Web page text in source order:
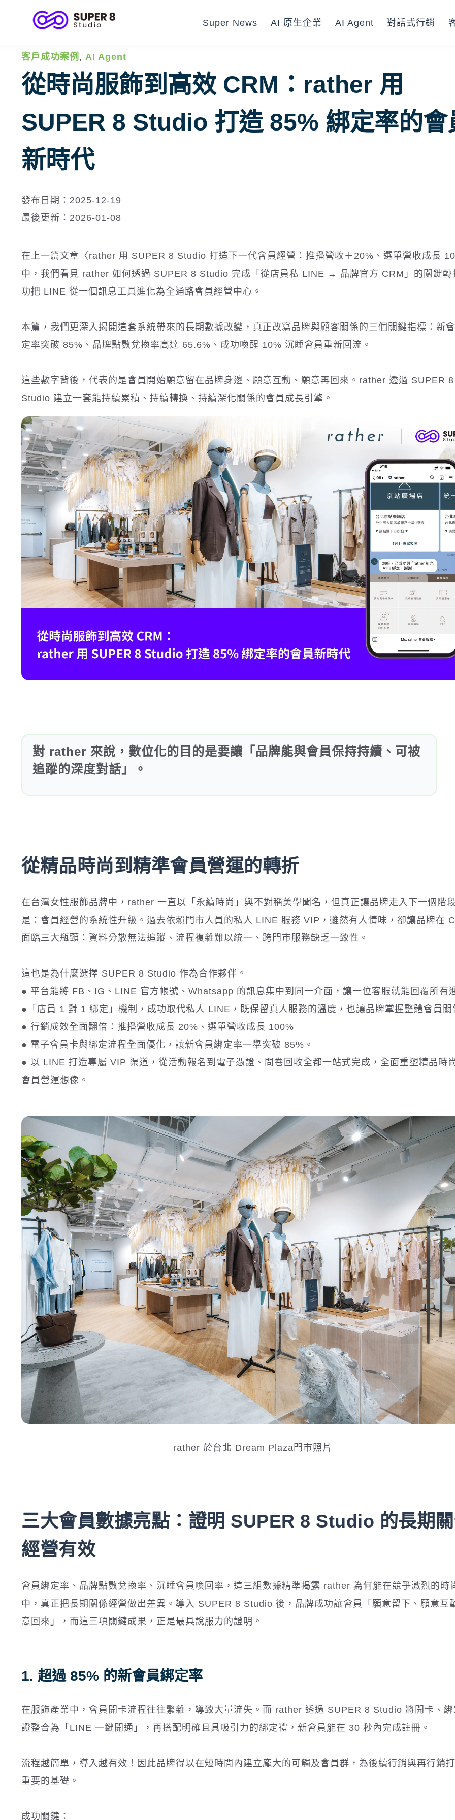
Super News AI 原生企業 AI Agent 對話式行銷
客戶成功案例 , AI Agent
從時尚服飾到高效 CRM：rather 用
SUPER 8 Studio 打造 85% 綁定率的會
新時代
發布日期：2025-12-19
最後更新：2026-01-08
在上一篇文章〈rather 用 SUPER 8 Studio 打造下一代會員經營：推播營收＋20%、選單營收成長
中，我們看見 rather 如何透過 SUPER 8 Studio 完成「從店員私 LINE → 品牌官方 CRM」的關鍵轉
功把 LINE 從一個訊息工具進化為全通路會員經營中心。
本篇，我們更深入揭開這套系統帶來的長期數據改變，真正改寫品牌與顧客關係的三個關鍵指標：新
定率突破 85%、品牌點數兌換率高達 65.6%、成功喚醒 10% 沉睡會員重新回流。
這些數字背後，代表的是會員開始願意留在品牌身邊、願意互動、願意再回來。rather 透過 SUPER 8
Studio 建立一套能持續累積、持續轉換、持續深化關係的會員成長引擎。
對 rather 來說，數位化的目的是要讓「品牌能與會員保持持續、可被
追蹤的深度對話」。
從精品時尚到精準會員營運的轉折
在台灣女性服飾品牌中，rather 一直以「永續時尚」與不對稱美學聞名，但真正讓品牌走入下一個階
是：會員經營的系統性升級。過去依賴門市人員的私人 LINE 服務 VIP，雖然有人情味，卻讓品牌在
面臨三大瓶頸：資料分散無法追蹤、流程複雜難以統一、跨門市服務缺乏一致性。
這也是為什麼選擇 SUPER 8 Studio 作為合作夥伴。
● 平台能將 FB、IG、LINE 官方帳號、Whatsapp 的訊息集中到同一介面，讓一位客服就能回覆所有
●「店員 1 對 1 綁定」機制，成功取代私人 LINE，既保留真人服務的溫度，也讓品牌掌握整體會員關
● 行銷成效全面翻倍：推播營收成長 20%、選單營收成長 100%
● 電子會員卡與綁定流程全面優化，讓新會員綁定率一舉突破 85%。
● 以 LINE 打造專屬 VIP 渠道，從活動報名到電子憑證、問卷回收全都一站式完成，全面重塑精品時
會員營運想像。
rather 於台北 Dream Plaza門市照片
三大會員數據亮點：證明 SUPER 8 Studio 的長期
經營有效
會員綁定率、品牌點數兌換率、沉睡會員喚回率，這三組數據精準揭露 rather 為何能在競爭激烈的時
中，真正把長期關係經營做出差異。導入 SUPER 8 Studio 後，品牌成功讓會員「願意留下、願意互
意回來」，而這三項關鍵成果，正是最具說服力的證明。
1. 超過 85% 的新會員綁定率
在服飾產業中，會員開卡流程往往繁雜，導致大量流失。而 rather 透過 SUPER 8 Studio 將開卡、
證整合為「LINE 一鍵開通」，再搭配明確且具吸引力的綁定禮，新會員能在 30 秒內完成註冊。
流程越簡單，導入越有效！因此品牌得以在短時間內建立龐大的可觸及會員群，為後續行銷與再行銷
重要的基礎。
成功關鍵：